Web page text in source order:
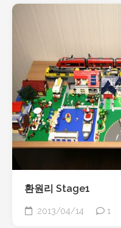
환원리 Stage1
2013/04/14 1